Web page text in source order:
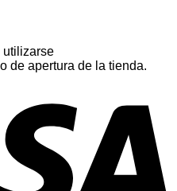
utilizarse
de apertura de la tienda.